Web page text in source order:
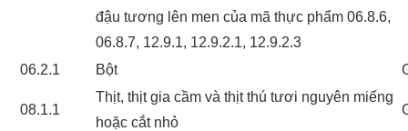
đậu tương lên men của mã thực phẩm 06.8.6,
06.8.7, 12.9.1, 12.9.2.1, 12.9.2.3
06.2.1 Bột
08.1.1
Thịt, thịt gia cầm và thịt thú tươi nguyên miếng
hoặc cắt nhỏ